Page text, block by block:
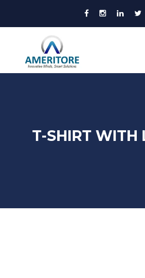
T-SHIRT WITH